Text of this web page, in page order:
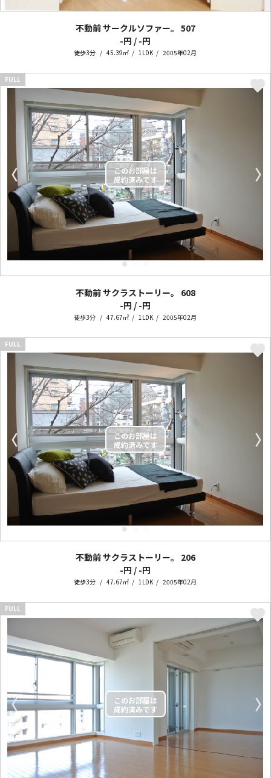
不動前 サークルソファー。 507
-円 / -円
徒歩3分 45.39㎡ 1LDK 2005年02月
〈 〉
FULL
不動前 サクラストーリー。
608
-円 / -円
徒歩3分 47.67㎡ 1LDK 2005年02月
〈 〉
FULL
不動前 サクラストーリー。
206
-円 / -円
徒歩3分 47.67㎡ 1LDK 2005年02月
〈 〉
FULL